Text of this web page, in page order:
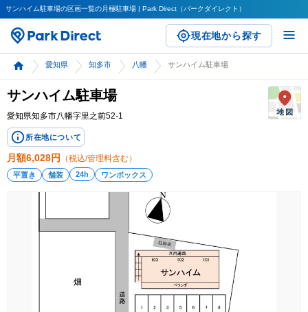
サンハイム駐車場の区画一覧の月極駐車場 | Park Direct（パークダイレクト）
現在地から探す
愛知県 知多市 八幡 サンハイム駐車場
サンハイム駐車場
愛知県知多市八幡字里之前52-1
所在地について
月額6,028円 （税込/管理料含む）
平置き 舗装 24h ワンボックス